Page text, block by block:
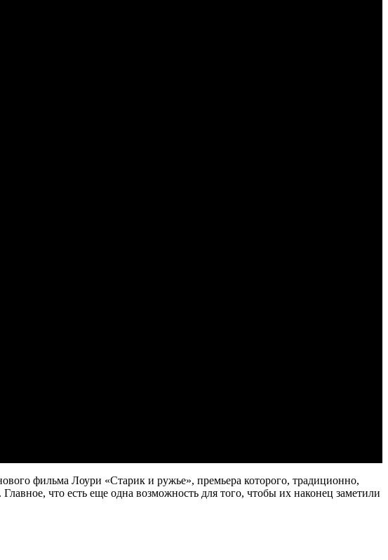
фильма Лоури «Старик и ружье», премьера которого, традиционно,
что есть еще одна возможность для того, чтобы их наконец заметили